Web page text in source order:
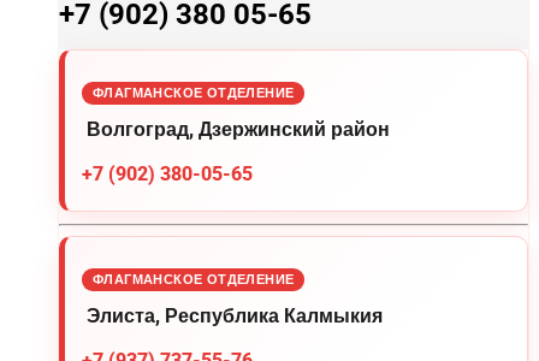
+7 (902) 380 05-65
ФЛАГМАНСКОЕ ОТДЕЛЕНИЕ
Волгоград, Дзержинский район
+7 (902) 380-05-65
ФЛАГМАНСКОЕ ОТДЕЛЕНИЕ
Элиста, Республика Калмыкия